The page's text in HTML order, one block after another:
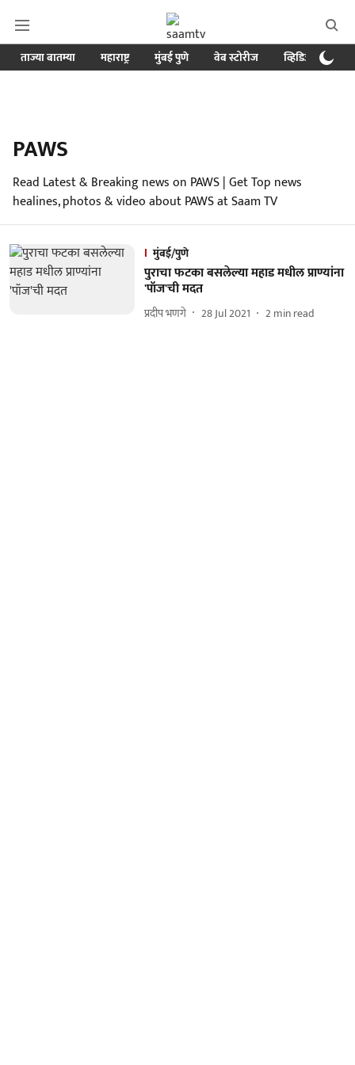
ताज्या बातम्या महाराष्ट्र मुंबई पुणे वेब स्टोरीज व्हिडिओ
PAWS
Read Latest & Breaking news on PAWS | Get Top news
healines, photos & video about PAWS at Saam TV
मुंबई/पुणे
पुराचा फटका बसलेल्या महाड मधील प्राण्यांना
'पॉज'ची मदत
प्रदीप भणगे 28 Jul 2021 2min read